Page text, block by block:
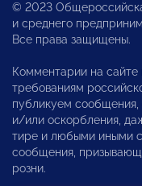
© 2023
и среднего
Все права защищены.
Комментарии на
требованиям
публикуем
и/или оскорбления,
тире и любыми иными
сообщения,
розни.